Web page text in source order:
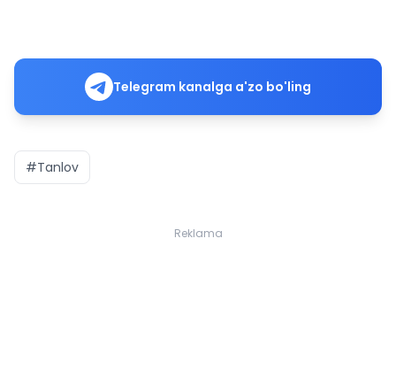
Telegram kanalga a'zo bo'ling
#Tanlov
Reklama